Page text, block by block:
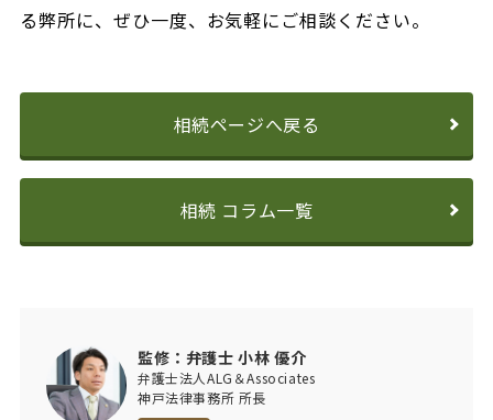
る弊所に、ぜひ一度、お気軽にご相談ください。
相続ページへ戻る
相続 コラム一覧
監修：弁護士 小林 優介
弁護士法人ALG＆Associates
神戸法律事務所 所長